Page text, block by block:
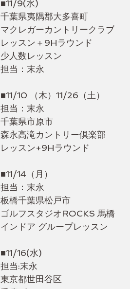
■11/9(水)
千葉県夷隅郡大多喜町
マクレガーカントリークラブ
レッスン＋9Hラウンド
少人数レッスン
担当：末永
■11/10 （木）11/26（土）
担当：末永
千葉県市原市
森永高滝カントリー倶楽部
レッスン+9Hラウンド
■11/14（月）
担当：末永
板橋千葉県松戸市
ゴルフスタジオROCKS 馬橋
インドア グループレッスン
■11/16(水)
担当:末永
東京都世田谷区